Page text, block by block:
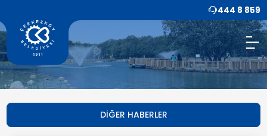
444 8 859
DİĞER HABERLER